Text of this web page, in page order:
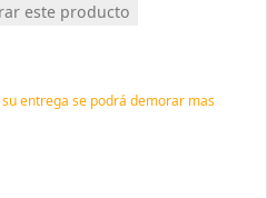
este producto
entrega se podrá demorar mas